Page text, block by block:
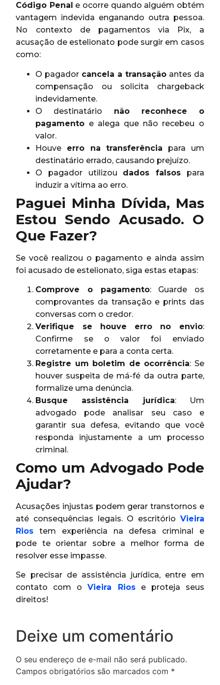
Código Penal e ocorre quando alguém obtém
vantagem indevida enganando outra pessoa.
No contexto de pagamentos via Pix, a
acusação de estelionato pode surgir em casos
como:
O pagador cancela a transaçãoantes da
compensação ou solicita chargeback
indevidamente.
O destinatário não reconhece o
pagamento e alega que não recebeu o
valor.
Houve erro na transferência para um
destinatário errado, causando prejuízo.
O pagador utilizou dados falsospara
induzir a vítima ao erro.
Paguei Minha Dívida, Mas
Estou Sendo Acusado. O
Que Fazer?
Se você realizou o pagamento e ainda assim
foi acusado de estelionato, siga estas etapas:
Comprove o pagamento: Guarde os
comprovantes da transação e prints das
conversas com o credor.
Verifique se houve erro no envio:
Confirme se o valor foi enviado
corretamente e para a conta certa.
Registre um boletim de ocorrência: Se
houver suspeita de má-fé da outra parte,
formalize uma denúncia.
Busque assistência jurídica: Um
advogado pode analisar seu caso e
garantir sua defesa, evitando que você
responda injustamente a um processo
criminal.
Como um Advogado Pode
Ajudar?
Acusações injustas podem gerar transtornos e
até consequências legais. O escritório Vieira
Rios tem experiência na defesa criminal e
pode te orientar sobre a melhor forma de
resolver esse impasse.
Se precisar de assistência jurídica, entre em
contato com oVieira Riose proteja seus
direitos!
Deixe um comentário
O seu endereço de e-mail não será publicado.
Campos obrigatórios são marcados com *